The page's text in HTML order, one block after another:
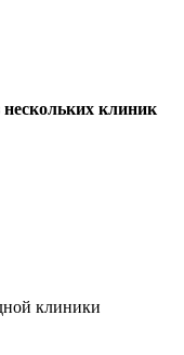
клиник
клиники